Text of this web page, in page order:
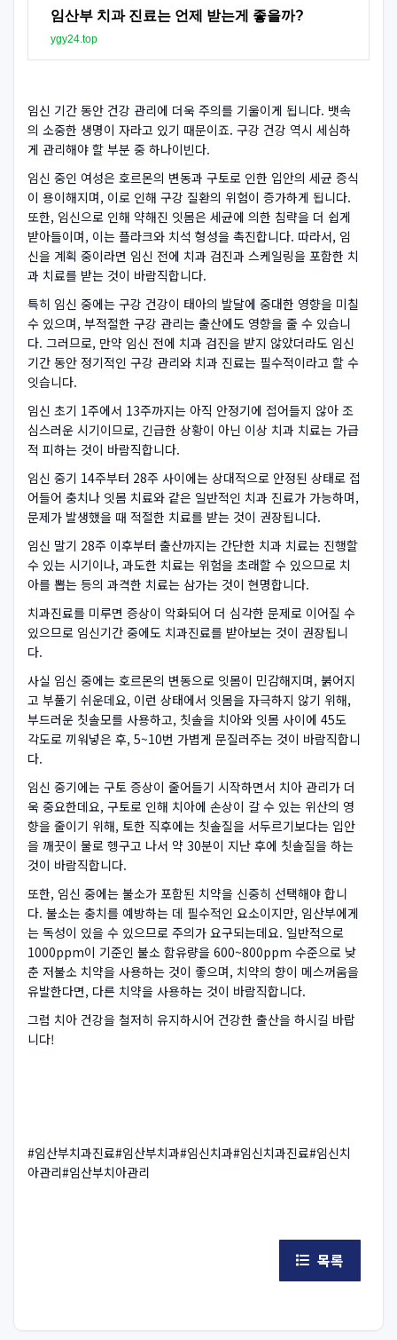
임산부 치과 진료는 언제 받는게 좋을까?
ygy24.top
임신 기간 동안 건강 관리에 더욱 주의를 기울이게 됩니다. 뱃속
의 소중한 생명이 자라고 있기 때문이죠. 구강 건강 역시 세심하
게 관리해야 할 부분 중 하나이빈다.
임신 중인 여성은 호르몬의 변동과 구토로 인한 입안의 세균 증식
이 용이해지며, 이로 인해 구강 질환의 위험이 증가하게 됩니다.
또한, 임신으로 인해 약해진 잇몸은 세균에 의한 침략을 더 쉽게
받아들이며, 이는 플라크와 치석 형성을 촉진합니다. 따라서, 임
신을 계획 중이라면 임신 전에 치과 검진과 스케일링을 포함한 치
과 치료를 받는 것이 바람직합니다.
특히 임신 중에는 구강 건강이 태아의 발달에 중대한 영향을 미칠
수 있으며, 부적절한 구강 관리는 출산에도 영향을 줄 수 있습니
다. 그러므로, 만약 임신 전에 치과 검진을 받지 않았더라도 임신
기간 동안 정기적인 구강 관리와 치과 진료는 필수적이라고 할 수
잇습니다.
임신 초기 1주에서 13주까지는 아직 안정기에 접어들지 않아 조
심스러운 시기이므로, 긴급한 상황이 아닌 이상 치과 치료는 가급
적 피하는 것이 바람직합니다.
임신 중기 14주부터 28주 사이에는 상대적으로 안정된 상태로 접
어들어 충치나 잇몸 치료와 같은 일반적인 치과 진료가 가능하며,
문제가 발생했을 때 적절한 치료를 받는 것이 권장됩니다.
임신 말기 28주 이후부터 출산까지는 간단한 치과 치료는 진행할
수 있는 시기이나, 과도한 치료는 위험을 초래할 수 있으므로 치
아를 뽑는 등의 과격한 치료는 삼가는 것이 현명합니다.
치과진료를 미루면 증상이 악화되어 더 심각한 문제로 이어질 수
있으므로 임신기간 중에도 치과진료를 받아보는 것이 권장됩니
다.
사실 임신 중에는 호르몬의 변동으로 잇몸이 민감해지며, 붉어지
고 부풀기 쉬운데요, 이런 상태에서 잇몸을 자극하지 않기 위해,
부드러운 칫솔모를 사용하고, 칫솔을 치아와 잇몸 사이에 45도
각도로 끼워넣은 후, 5~10번 가볍게 문질러주는 것이 바람직합니
다.
임신 중기에는 구토 증상이 줄어들기 시작하면서 치아 관리가 더
욱 중요한데요, 구토로 인해 치아에 손상이 갈 수 있는 위산의 영
향을 줄이기 위해, 토한 직후에는 칫솔질을 서두르기보다는 입안
을 깨끗이 물로 헹구고 나서 약 30분이 지난 후에 칫솔질을 하는
것이 바람직합니다.
또한, 임신 중에는 불소가 포함된 치약을 신중히 선택해야 합니
다. 불소는 충치를 예방하는 데 필수적인 요소이지만, 임산부에게
는 독성이 있을 수 있으므로 주의가 요구되는데요. 일반적으로
1000ppm이 기준인 불소 함유량을 600~800ppm 수준으로 낮
춘 저불소 치약을 사용하는 것이 좋으며, 치약의 향이 메스꺼움을
유발한다면, 다른 치약을 사용하는 것이 바람직합니다.
그럼 치아 건강을 철저히 유지하시어 건강한 출산을 하시길 바랍
니다!
#임산부치과진료#임산부치과#임신치과#임신치과진료#임신치
아관리#임산부치아관리
목록